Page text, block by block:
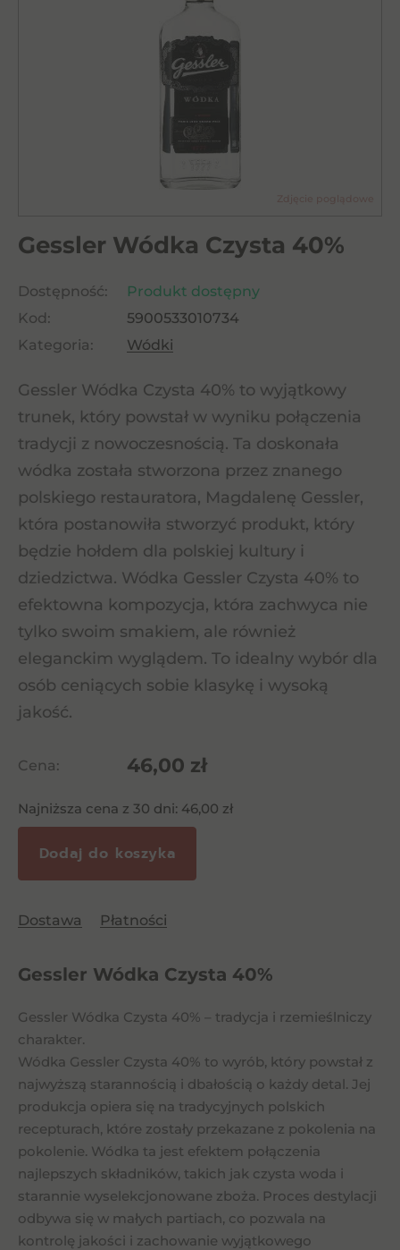
Gessler Wódka Czysta 40%
Dostępność:
Produkt dostępny
Kod:
5900533010734
Kategoria:
Wódki
Gessler Wódka Czysta 40% to wyjątkowy
trunek, który powstał w wyniku połączenia
tradycji z nowoczesnością. Ta doskonała
wódka została stworzona przez znanego
polskiego restauratora, Magdalenę Gessler,
która postanowiła stworzyć produkt, który
będzie hołdem dla polskiej kultury i
dziedzictwa. Wódka Gessler Czysta 40% to
efektowna kompozycja, która zachwyca nie
tylko swoim smakiem, ale również
eleganckim wyglądem. To idealny wybór dla
osób ceniących sobie klasykę i wysoką
jakość.
Cena: 46,00 zł
Najniższa cena z 30 dni: 46,00 zł
Dodaj do koszyka
Dostawa Płatności
Gessler Wódka Czysta 40%
Gessler Wódka Czysta 40% – tradycja i rzemieślniczy
charakter.
Wódka Gessler Czysta 40% to wyrób, który powstał z
najwyższą starannością i dbałością o każdy detal. Jej
produkcja opiera się na tradycyjnych polskich
recepturach, które zostały przekazane z pokolenia na
pokolenie. Wódka ta jest efektem połączenia
najlepszych składników, takich jak czysta woda i
starannie wyselekcjonowane zboża. Proces destylacji
odbywa się w małych partiach, co pozwala na
kontrolę jakości i zachowanie wyjątkowego